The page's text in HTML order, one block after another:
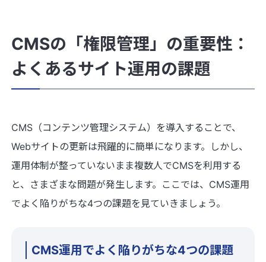
CMSの「権限管理」の重要性：
よくあるサイト運用の課題
CMS（コンテンツ管理システム）を導入することで、
Webサイトの更新は飛躍的に簡単になります。しかし、
運用体制が整っていないまま複数人でCMSを利用する
と、さまざまな問題が発生します。ここでは、CMS運用
でよく陥りがちな4つの課題を見ていきましょう。
CMS運用でよく陥りがちな4つの課題